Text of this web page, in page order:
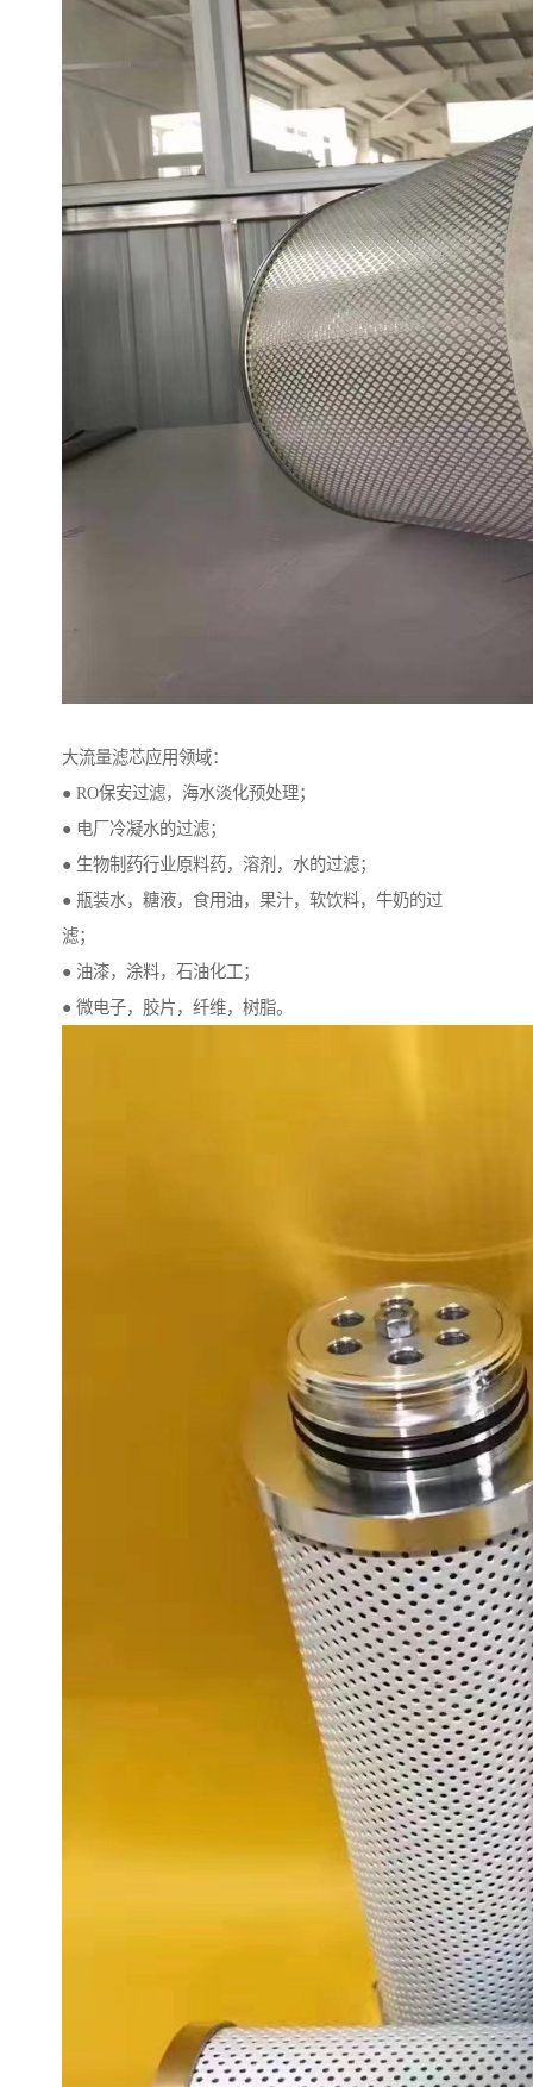
大流量滤芯应用领域：
● RO保安过滤，海水淡化预处理；
● 电厂冷凝水的过滤；
● 生物制药行业原料药，溶剂，水的过滤；
● 瓶装水，糖液，食用油，果汁，软饮料，牛奶的过
滤；
● 油漆，涂料，石油化工；
● 微电子，胶片，纤维，树脂。